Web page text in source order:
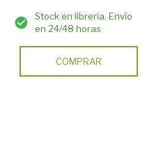
Stock en librería. Envío
en 24/48 horas
COMPRAR